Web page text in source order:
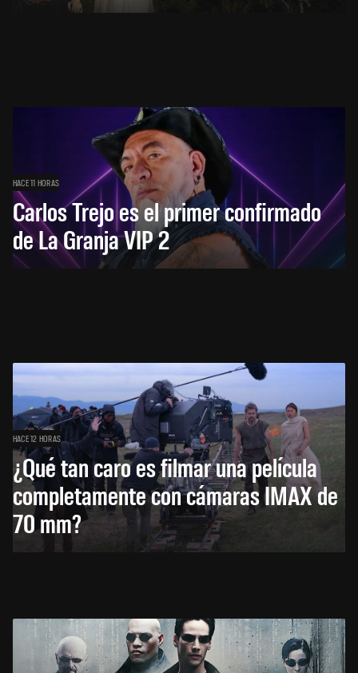
HACE 11 HORAS
Carlos Trejo es el primer confirmado
de La Granja VIP 2
HACE 12 HORAS
¿Qué tan caro es filmar una película
completamente con cámaras IMAX de
70 mm?